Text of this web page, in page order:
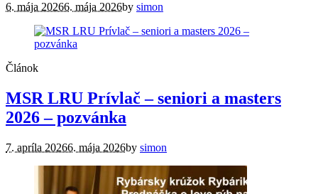
6. mája 20266. mája 2026by simon
Článok
MSR LRU Prívlač – seniori a masters
2026 – pozvánka
7. apríla 20266. mája 2026by simon